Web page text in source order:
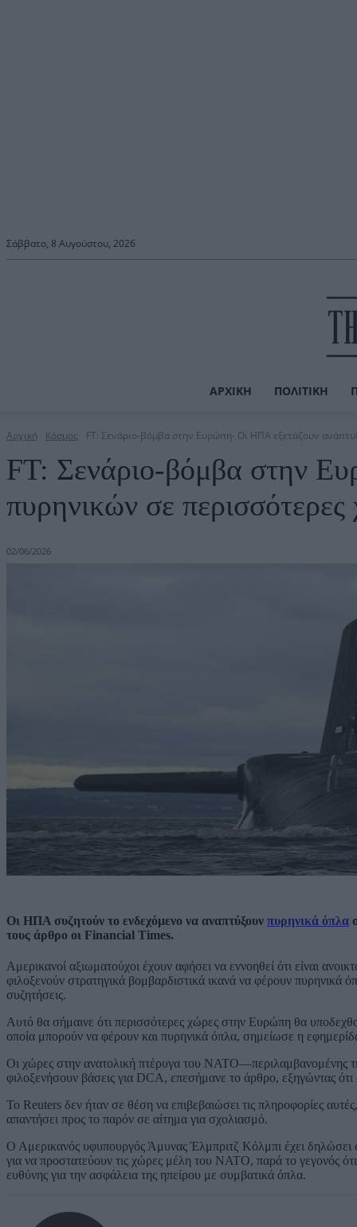
Σάββατο, 8 Αυγούστου, 2026
ΑΡΧΙΚΉ ΠΟΛΙΤΙΚΉ
Αρχική Κόσμος FT: Σενάριο-βόμβα στην Ευρώπη- Οι ΗΠΑ εξετάζουν
FT: Σενάριο-βόμβα στην
πυρηνικών σε
02/06/2026
Οι ΗΠΑ συζητούν το ενδεχόμενο να αναπτύξουν πυρηνικά όπλα
τους άρθρο οι Financial Times.
Αμερικανοί αξιωματούχοι έχουν αφήσει να εννοηθεί ότι είναι
φιλοξενούν στρατηγικά βομβαρδιστικά ικανά να φέρουν πυρηνικά
συζητήσεις.
Αυτό θα σήμαινε ότι περισσότερες χώρες στην Ευρώπη θα
οποία μπορούν να φέρουν και πυρηνικά όπλα, σημείωσε η
Οι χώρες στην ανατολική πτέρυγα του ΝΑΤΟ—περιλαμβανομένης
φιλοξενήσουν βάσεις για DCA, επεσήμανε το άρθρο, εξηγώντας
Το Reuters δεν ήταν σε θέση να επιβεβαιώσει τις πληροφορίες
απαντήσει προς το παρόν σε αίτημα για σχολιασμό.
Ο Αμερικανός υφυπουργός Άμυνας Έλμπριτζ Κόλμπι έχει
για να προστατεύουν τις χώρες μέλη του ΝΑΤΟ, παρά το γεγονός
ευθύνης για την ασφάλεια της ηπείρου με συμβατικά όπλα.